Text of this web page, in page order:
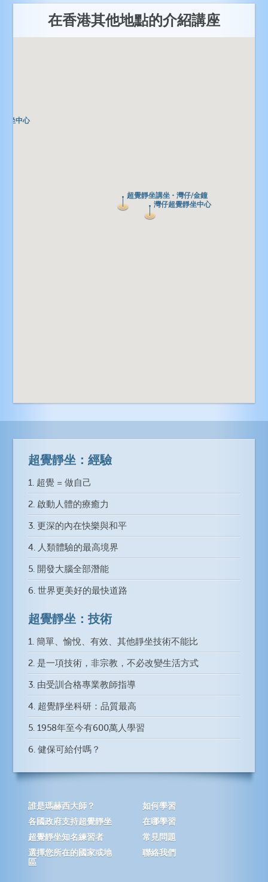
在香港其他地點的介紹講座
坐中心
超覺靜坐講坐 - 灣仔/金鐘
灣仔超覺靜坐中心
坐中心
超覺靜坐講坐 - 灣仔/金鐘
灣仔超覺靜坐中心
超覺靜坐：經驗
1. 超覺 = 做自己
2. 啟動人體的療癒力
3. 更深的內在快樂與和平
4. 人類體驗的最高境界
5. 開發大腦全部潛能
6. 世界更美好的最快道路
超覺靜坐：技術
1. 簡單、愉悅、有效、其他靜坐技術不能比
2. 是一項技術，非宗教，不必改變生活方式
3. 由受訓合格專業教師指導
4. 超覺靜坐科研：品質最高
5. 1958年至今有600萬人學習
6. 健保可給付嗎？
誰是瑪赫西大師？
各國政府支持超覺靜坐
超覺靜坐知名練習者
選擇您所在的國家或地
區
如何學習
在哪學習
常見問題
聯絡我們